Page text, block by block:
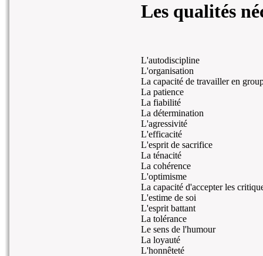
Les qualités
L'autodiscipline
L'organisation
La capacité de travailler en
La patience
La fiabilité
La détermination
L'agressivité
L'efficacité
L'esprit de sacrifice
La ténacité
La cohérence
L'optimisme
La capacité d'accepter les
L'estime de soi
L'esprit battant
La tolérance
Le sens de l'humour
La loyauté
L'honnêteté